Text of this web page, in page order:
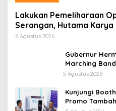
Lakukan Pemeliharaan
Serangan, Hutama
KM 55 Tol Binjai–Langsa
6 Agustus 2026
Gubernur
Marching
Ajang Asah
5 Agustus 2026
Kunjungi
Promo